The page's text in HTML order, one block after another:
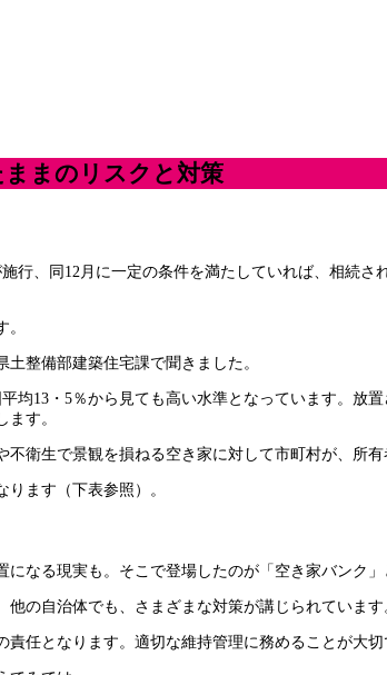
まのリスクと対策
行、同12月に一定の条件を満たしていれば、相続
整備部建築住宅課で聞きました。
均13・5％から見ても高い水準となっています。
す。
衛生で景観を損ねる空き家に対して市町村が、所
ます（下表参照）。
なる現実も。そこで登場したのが「空き家バンク
の自治体でも、さまざまな対策が講じられています
任となります。適切な維持管理に務めることが大切